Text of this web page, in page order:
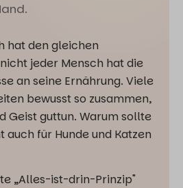
hat den gleichen
jeder Mensch hat die
an seine Ernährung. Viele
bewusst so zusammen,
Geist guttun. Warum sollte
auch für Hunde und Katzen
„Alles-ist-drin-Prinzip"